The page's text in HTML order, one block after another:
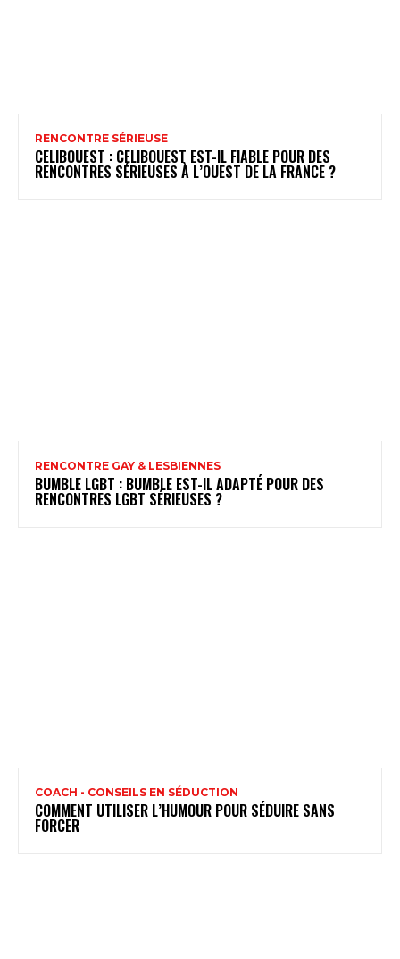
RENCONTRE SÉRIEUSE
CELIBOUEST : CELIBOUEST EST-IL FIABLE POUR DES
RENCONTRES SÉRIEUSES À L’OUEST DE LA FRANCE ?
RENCONTRE GAY & LESBIENNES
BUMBLE LGBT : BUMBLE EST-IL ADAPTÉ POUR DES
RENCONTRES LGBT SÉRIEUSES ?
COACH - CONSEILS EN SÉDUCTION
COMMENT UTILISER L’HUMOUR POUR SÉDUIRE SANS
FORCER